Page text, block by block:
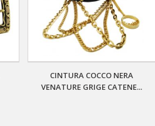
CINTURA COCCO NERA
VENATURE GRIGE CATENE...